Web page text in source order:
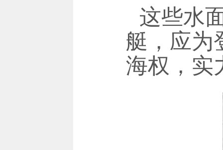
这些水
艇，应为
海权，实